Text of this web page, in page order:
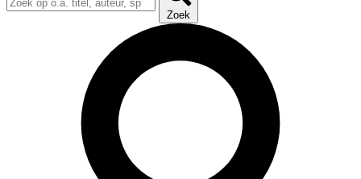
Zoek